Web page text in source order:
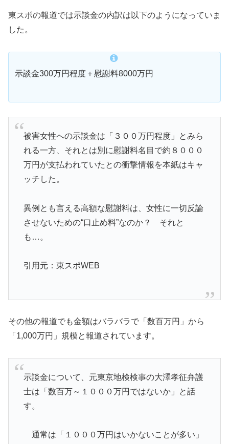
東スポの報道では示談金の内訳は以下のようになっていま
した。
示談金300万円程度＋慰謝料8000万円
被害女性への示談金は「３００万円程度」とみら
れる一方、それとは別に慰謝料名目で約８０００
万円が支払われていたとの衝撃情報を本紙はキャ
ッチした。
異例とも言える高額な慰謝料は、女性に一切反論
させないための“口止め料”なのか？ それと
も…。
引用元：東スポWEB
その他の報道でも金額はバラバラで「数百万円」から
「1,000万円」規模と報道されています。
示談金について、元東京地検検事の大澤孝征弁護
士は「数百万～１０００万円ではないか」と話
す。
通常は「１０００万円はいかないことが多い」